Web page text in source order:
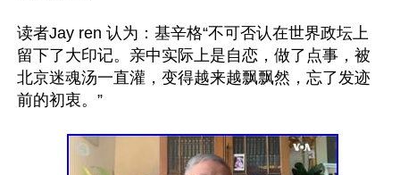
读者Jay ren 认为：基辛格“不可否认在世界政坛上
留下了大印记。亲中实际上是自恋，做了点事，被
北京迷魂汤一直灌，变得越来越飘飘然，忘了发迹
前的初衷。”